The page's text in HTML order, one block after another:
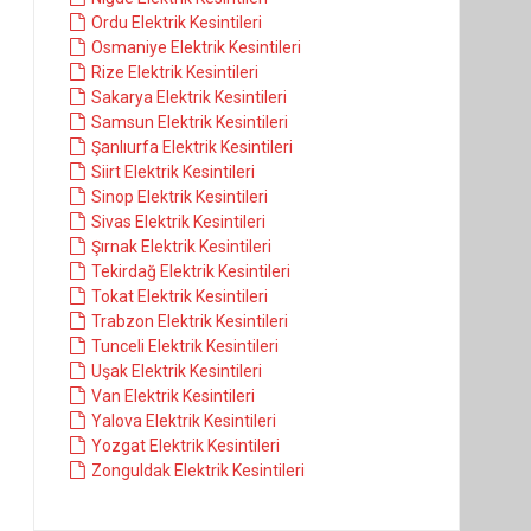
Ordu Elektrik Kesintileri
Osmaniye Elektrik Kesintileri
Rize Elektrik Kesintileri
Sakarya Elektrik Kesintileri
Samsun Elektrik Kesintileri
Şanlıurfa Elektrik Kesintileri
Siirt Elektrik Kesintileri
Sinop Elektrik Kesintileri
Sivas Elektrik Kesintileri
Şırnak Elektrik Kesintileri
Tekirdağ Elektrik Kesintileri
Tokat Elektrik Kesintileri
Trabzon Elektrik Kesintileri
Tunceli Elektrik Kesintileri
Uşak Elektrik Kesintileri
Van Elektrik Kesintileri
Yalova Elektrik Kesintileri
Yozgat Elektrik Kesintileri
Zonguldak Elektrik Kesintileri